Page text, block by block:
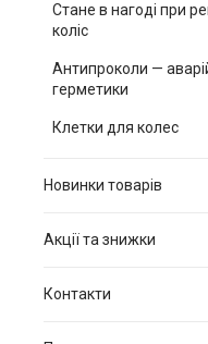
Стане в нагоді при
коліс
Антипроколи —
герметики
Клетки для колес
Новинки товарів
Акції та знижки
Контакти